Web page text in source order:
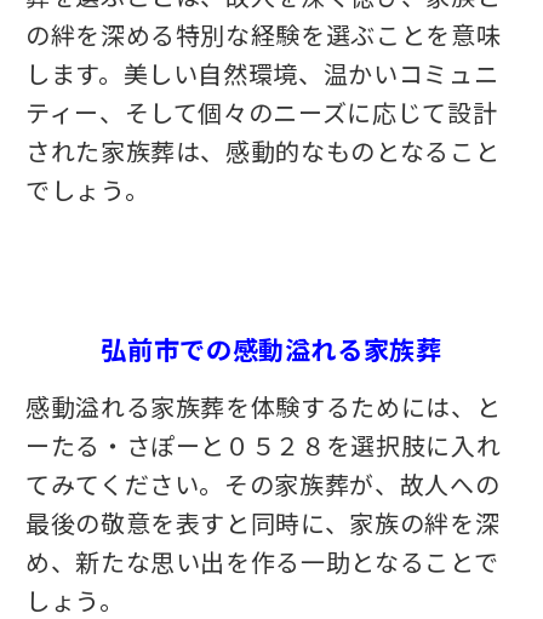
の絆を深める特別な経験を選ぶことを意味
します。美しい自然環境、温かいコミュニ
ティー、そして個々のニーズに応じて設計
された家族葬は、感動的なものとなること
でしょう。
弘前市での感動溢れる家族葬
感動溢れる家族葬を体験するためには、と
ーたる・さぽーと０５２８を選択肢に入れ
てみてください。その家族葬が、故人への
最後の敬意を表すと同時に、家族の絆を深
め、新たな思い出を作る一助となることで
しょう。